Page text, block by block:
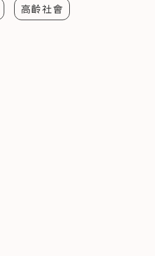
高齡社會